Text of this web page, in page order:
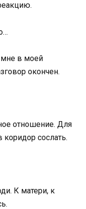
мне в моей
окончен.
отношение. Для
сослать.
К матери, к